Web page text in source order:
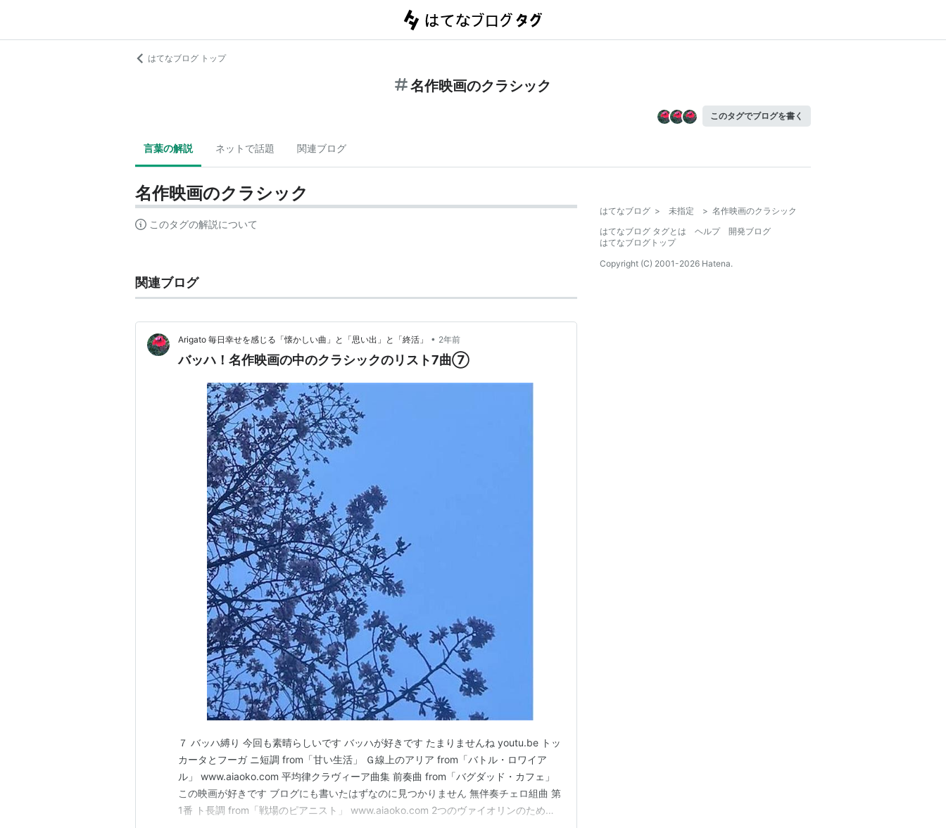
はてなブログ トップ
名作映画のクラシック
このタグでブログを書く
言葉の解説 ネットで話題 関連ブログ
名作映画のクラシック
このタグの解説について
関連ブログ
Arigato 毎日幸せを感じる「懐かしい曲」と「思い出」と「終活」 • 2年前
バッハ！名作映画の中のクラシックのリスト7曲⑦
７ バッハ縛り 今回も素晴らしいです バッハが好きです たまりませんね youtu.be トッ
カータとフーガ ニ短調 from「甘い生活」 Ｇ線上のアリア from「バトル・ロワイア
ル」 www.aiaoko.com 平均律クラヴィーア曲集 前奏曲 from「バグダッド・カフェ」
この映画が好きです ブログにも書いたはずなのに見つかりません 無伴奏チェロ組曲 第
1番 ト長調 from「戦場のピアニスト」 www.aiaoko.com 2つのヴァイオリンのための
はてなブログ > 未指定 > 名作映画のクラシック
はてなブログ タグとは
ヘルプ
開発ブログ
はてなブログトップ
Copyright (C) 2001-2026 Hatena.